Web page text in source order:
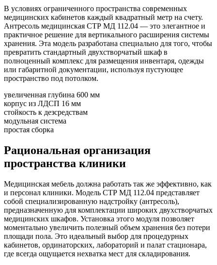
В условиях ограниченного пространства современных
медицинских кабинетов каждый квадратный метр на счету.
Антресоль медицинская СТР МД 112.04 — это элегантное и
практичное решение для вертикального расширения системы
хранения. Эта модель разработана специально для того, чтобы
превратить стандартный двухстворчатый шкаф в
полноценный комплекс для размещения инвентаря, одежды
или габаритной документации, используя пустующее
пространство под потолком.
увеличенная глубина 600 мм
корпус из ЛДСП 16 мм
стойкость к дезсредствам
модульная система
простая сборка
Рациональная организация
пространства клиники
Медицинская мебель должна работать так же эффективно, как
и персонал клиники. Модель СТР МД 112.04 представляет
собой специализированную надстройку (антресоль),
предназначенную для комплектации широких двухстворчатых
медицинских шкафов. Установка этого модуля позволяет
моментально увеличить полезный объем хранения без потери
площади пола. Это идеальный выбор для процедурных
кабинетов, ординаторских, лабораторий и палат стационара,
где всегда ощущается нехватка мест для складирования.